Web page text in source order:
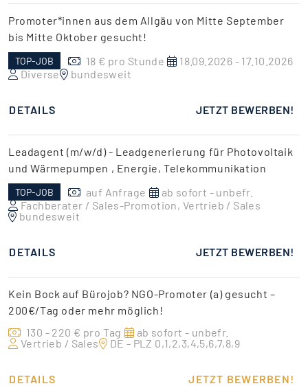
Promoter*innen aus dem Allgäu von Mitte September
bis Mitte Oktober gesucht!
TOP-JOB 18 € pro Stunde
18.09.2026 - 17.10.2026
Diverse
bundesweit
DETAILS JETZT BEWERBEN!
Leadagent (m/w/d) - Leadgenerierung für Photovoltaik
und Wärmepumpen , Energie, Telekommunikation
TOP-JOB auf Anfrage
ab sofort - unbefr.
Fachberater / Sales-Promotion, Vertrieb / Sales
bundesweit
DETAILS JETZT BEWERBEN!
Kein Bock auf Bürojob? NGO-Promoter (a) gesucht –
200€/Tag oder mehr möglich!
130 - 220 € pro Tag
ab sofort - unbefr.
Vertrieb / Sales
DE - PLZ 0,1,2,3,4,5,6,7,8,9
DETAILS JETZT BEWERBEN!